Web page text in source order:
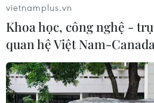
vietnamplus.vn
Khoa học, công nghệ -
quan hệ Việt Nam-Canada